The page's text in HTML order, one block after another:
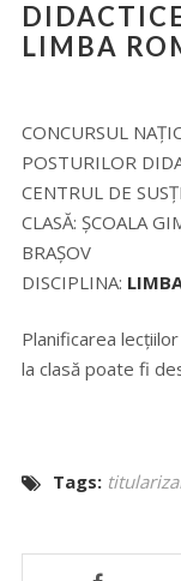
LIMBA
CONCURSUL
POSTURILOR
CENTRUL DE
CLASĂ: ȘCOALA
BRAȘOV
DISCIPLINA:
Planificarea
la clasă poate fi
Tags: